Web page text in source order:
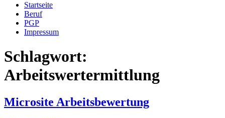
Startseite
Beruf
PGP
Impressum
Schlagwort:
Arbeitswertermittlung
Microsite Arbeitsbewertung